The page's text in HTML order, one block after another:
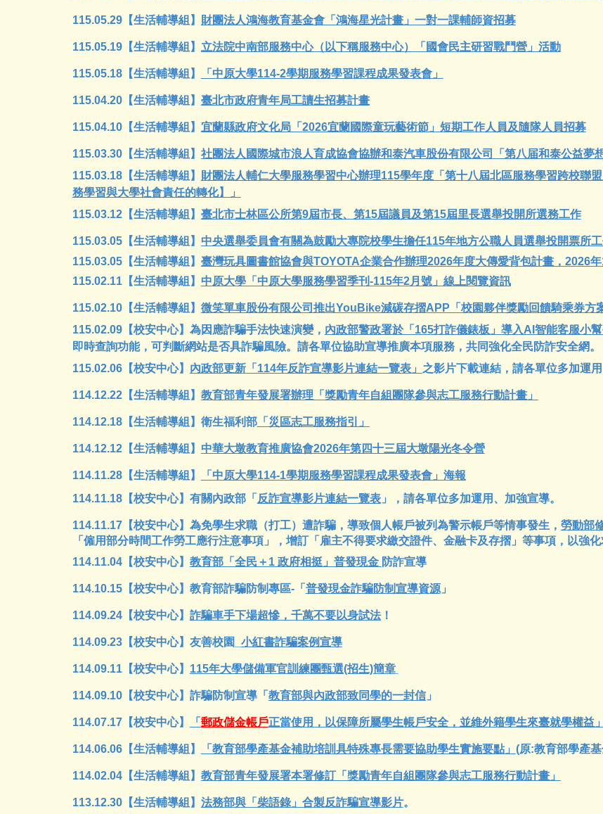
115.05.29【生活輔導組 】 財團法人鴻海教育基金會「鴻海星光計畫」一對一課輔師資招募
115.05.19【生活輔導組 】 立法院中南部服務中心（以下稱服務中心）「國會民主研習戰鬥營」活動
115.05.18【生活輔導組 】 「中原大學114-2學期服務學習課程成果發表會」
115.04.20【生活輔導組】 臺北市政府青年局工讀生招募計畫
115.04.10【生活輔導組 】 宜蘭縣政府文化局「2026宜蘭國際童玩藝術節」短期工作人員及隨隊人員招募
115.03.30【生活輔導組 】 社團法人國際城市浪人育成協會協辦和泰汽車股份有限公司「第八届和泰公益夢
115.03.18【生活輔導組】 財團法人輔仁大學服務學習中心辦理115學年度「第十八屆北區服務學習跨校聯
務學習與大學社會責任的轉化】」
115.03.12【生活輔導組】 臺北市士林區公所第9屆市長、第15屆議員及第15屆里長選舉投開所選務工作
115.03.05【生活輔導組】 中央選舉委員會有關為鼓勵大專院校學生擔任115年地方公職人員選舉投開票所
115.03.05【生活輔導組】 臺灣玩具圖書館協會與TOYOTA企業合作辦理2026年度大傳愛背包計畫， 2026年
115.02.11【生活輔導組】 中原大學「中原大學服務學習季刊-115年2月號」線上閱覽資訊
115.02.10【生活輔導組】 微笑單車股份有限公司推出YouBike減碳存摺APP「校園夥伴獎勵回饋騎乘券方
115.02.09【校安中心】為因應詐騙手法快速演變， 內政部警政署於「165打詐儀錶板」導入AI智能客服小
即時查詢功能，可判斷網站是否具詐騙風險。請各單位協助宣導推廣本項服務，共同強化全民防詐安全網。
115.02.06【校安中心】 內政部更新「114年反詐宣導影片連結一覽表」 之影片下載連結，請各單位多加運用
114.12.22【生活輔導組】 教育部青年發展署辦理「獎勵青年自組團隊參與志工服務行動計畫」
114.12.18【生活輔導組】 衛生福利部「災區志工服務指引」
114.12.12【生活輔導組】 中華大墩教育推廣協會2026年第四十三屆大墩陽光冬令營
114.11.28【生活輔導組】
「中原大學114-1學期服務學習課程成果發表會」海報
114.11.18【校安中心】有關內政部「 反詐宣導影片連結一覽表」，請各單位多加運用、加強宣導。
114.11.17【校安中心】為免學生求職（打工）遭詐騙，導致個人帳戶被列為警示帳戶等情事發生， 勞動部
「僱用部分時間工作勞工應行注意事項」
， 增訂「雇主不得要求繳交證件、金融卡及存摺」等事項，以強
114.11.04【校安中心】 教育部「全民＋1 政府相挺」普發現金 防詐宣導
114.10.15【校安中心】教育部詐騙防制專區-「 普發現金詐騙防制宣導資源」
114.09.24【校安中心】 詐騙車手下場超慘，千萬不要以身試法！
114.09.23【校安中心】 友善校園_ 小紅書詐騙案例宣導
114.09.11【校安中心】 115年大學儲備軍官訓練團甄選(招生)簡章
114.09.10【校安中心】詐騙防制宣導「 教育部與內政部致同學的一封信」
114.07.17【校安中心】 「 郵政儲金帳戶正當使用，以保障所屬學生帳戶安全，並維外籍學生來臺就學權益」
114.06.06【生活輔導組】 「教育部學產基金補助培訓具特殊專長需要協助學生實施要點」 (原:教育部學產
114.02.04【生活輔導組】 教育部青年發展署本署修訂「獎勵青年自組團隊參與志工服務行動計畫」
113.12.30【生活輔導組】 法務部與「柴語錄」合製反詐騙宣導影片。